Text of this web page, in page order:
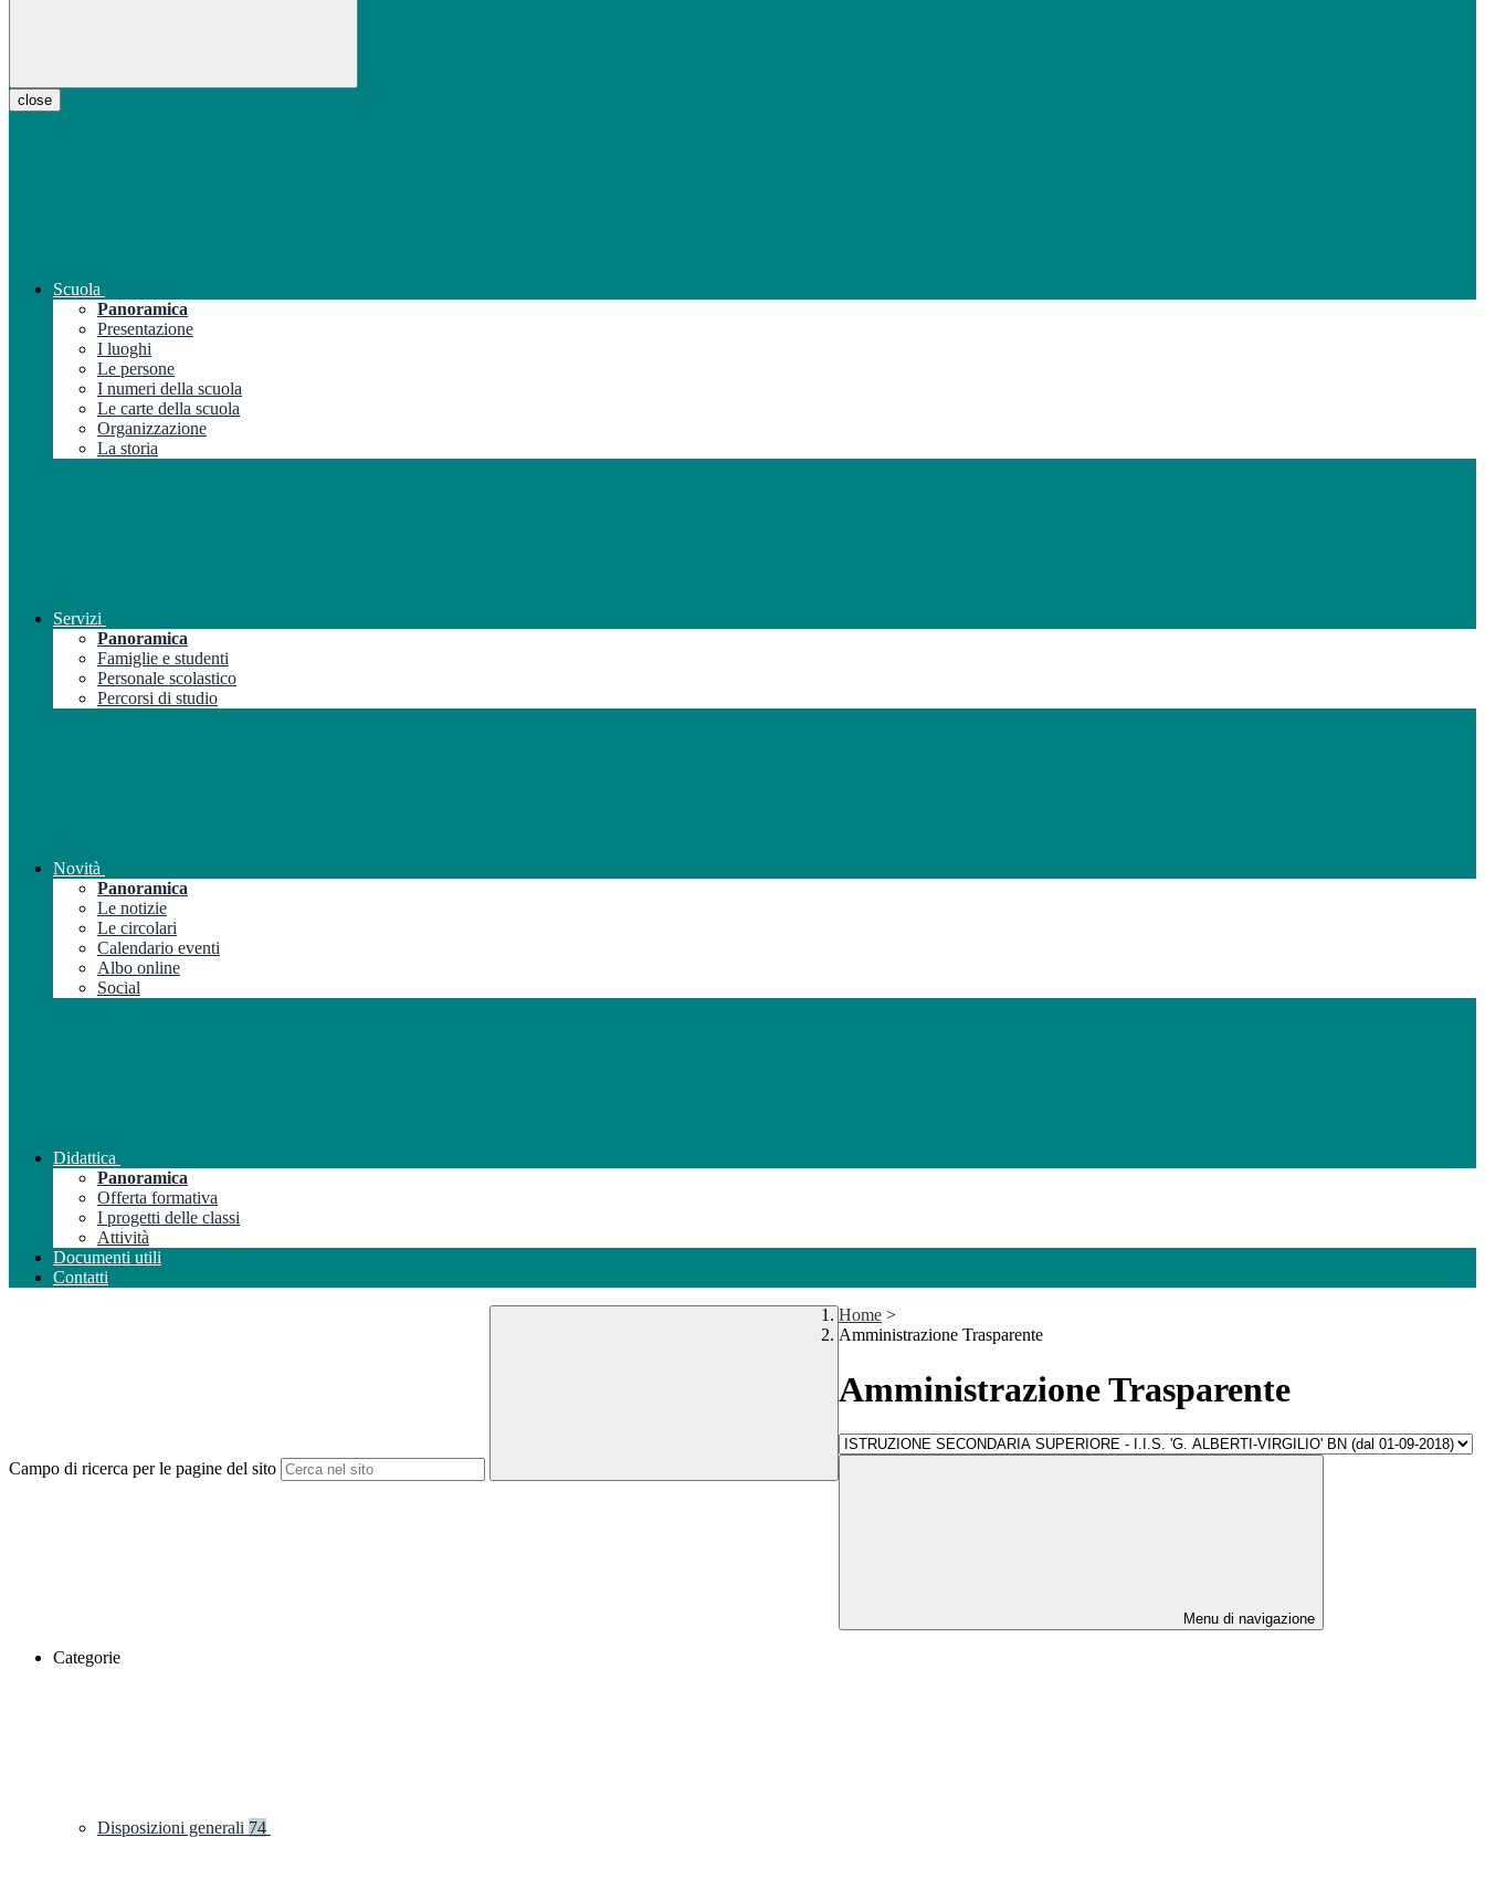
close
Scuola
Panoramica
Presentazione
I luoghi
Le persone
I numeri della scuola
Le carte della scuola
Organizzazione
La storia
Servizi
Panoramica
Famiglie e studenti
Personale scolastico
Percorsi di studio
Novità
Panoramica
Le notizie
Le circolari
Calendario eventi
Albo online
Social
Didattica
Panoramica
Offerta formativa
I progetti delle classi
Attività
Documenti utili
Contatti
Campo di ricerca per le pagine del sito
Home >
Amministrazione Trasparente
Amministrazione Trasparente
Menu di navigazione
Categorie
Disposizioni generali 74